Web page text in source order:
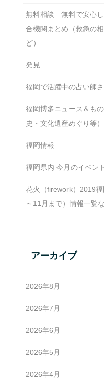
無料相談 無料で安心
合機関まとめ（救急の
ど）
発見
福岡で活躍中の占い師
福岡博多ニュース＆も
史・文化遺産めぐり等）
福岡情報
福岡県内 今月のイベン
花火（firework）2019
～11月まで）情報一覧
アーカイブ
2026年8月
2026年7月
2026年6月
2026年5月
2026年4月